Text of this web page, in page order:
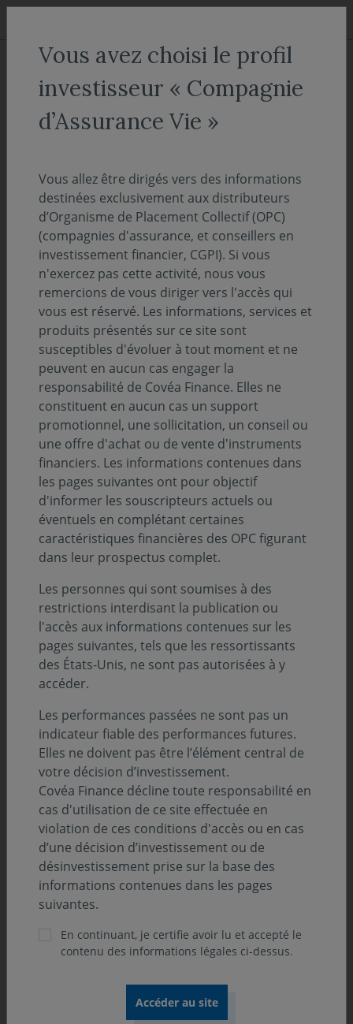
Aller au menu
Aller au contenu
ACCUEIL Actualités Vie des fonds
Lettre aux porteurs -
votre fonds Covéa Euro Spread
VIE DES FONDS 02 juillet 2026
Temps de lecture :2min
Vous êtes porteur de part(s) de Covéa Euro
Spread et nous vous remercions de la
confiance que vous témoignez à notre
société.
Quels changements vont intervenir sur
votre Fonds ?
À compter du 27 juillet 2026, les frais maximum de
gestion financière de la part D de votre OPC évoluent,
de 0,70% maximum de l’actif net, à 1,00% maximum de
l’actif net. Cette évolution vise à assurer une meilleure
lisibilité de la gamme OPC de Covéa Finance, dans une
de parts existantes.
Cette évolution ne concerne que les frais de gestion
maximum pouvant être prélevés par la Société de
gestion, et non les frais de gestion réels effectivement
appliqués.
Cette modification n’entraîne aucun changement de
l’objectif de gestion, du profil de risque ou de la
stratégie d’investissement de l’OPC.
Par ailleurs, nous vous informons de la création
d’une nouvelle catégorie de part (part AC) pour
l’OPC le 27 juillet 2026 :Covéa Euro Spread AC :
FR0014018057
Quand cette opération interviendra-t-
Cette opération entrera en vigueur le 27 juillet
Vous avez choisi le profil
investisseur « Compagnie
d’Assurance Vie »
Vous allez être dirigés vers des informations
destinées exclusivement aux distributeurs
d’Organisme de Placement Collectif (OPC)
(compagnies d'assurance, et conseillers en
investissement financier, CGPI). Si vous
n'exercez pas cette activité, nous vous
remercions de vous diriger vers l'accès qui
vous est réservé. Les informations, services et
produits présentés sur ce site sont
susceptibles d'évoluer à tout moment et ne
peuvent en aucun cas engager la
responsabilité de Covéa Finance. Elles ne
constituent en aucun cas un support
promotionnel, une sollicitation, un conseil ou
une offre d'achat ou de vente d'instruments
financiers. Les informations contenues dans
les pages suivantes ont pour objectif
d'informer les souscripteurs actuels ou
éventuels en complétant certaines
caractéristiques financières des OPC figurant
dans leur prospectus complet.
Les personnes qui sont soumises à des
restrictions interdisant la publication ou
l'accès aux informations contenues sur les
pages suivantes, tels que les ressortissants
des États-Unis, ne sont pas autorisées à y
accéder.
Les performances passées ne sont pas un
indicateur fiable des performances futures.
Elles ne doivent pas être l’élément central de
votre décision d’investissement.
Covéa Finance décline toute responsabilité en
cas d'utilisation de ce site effectuée en
violation de ces conditions d'accès ou en cas
d’une décision d’investissement ou de
désinvestissement prise sur la base des
informations contenues dans les pages
suivantes.
En continuant, je certifie avoir lu et accepté le
contenu des informations légales ci-dessus.